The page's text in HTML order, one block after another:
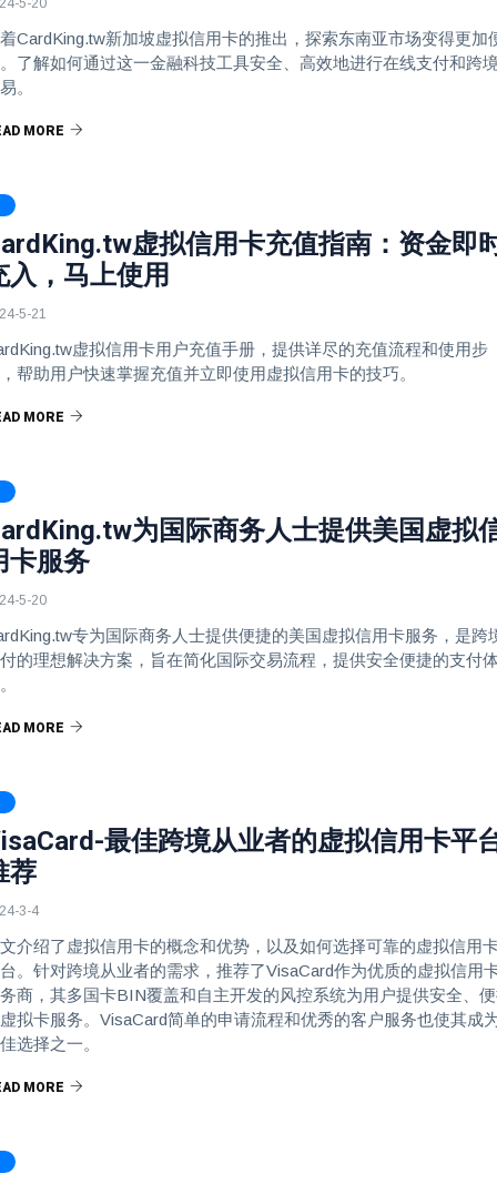
5-20
CardKing.tw新加坡虚拟信用卡的推出，探索东南亚市场变得更加
了解如何通过这一金融科技工具安全、高效地进行在线支付和跨
。
MORE
虚拟信用卡充值指南：资金即
入，马上使用
5-21
虚拟信用卡用户充值手册，提供详尽的充值流程和使用步
帮助用户快速掌握充值并立即使用虚拟信用卡的技巧。
MORE
为国际商务人士提供美国虚拟
卡服务
5-20
专为国际商务人士提供便捷的美国虚拟信用卡服务，是跨
的理想解决方案，旨在简化国际交易流程，提供安全便捷的支付
MORE
最佳跨境从业者的虚拟信用卡平
荐
3-4
介绍了虚拟信用卡的概念和优势，以及如何选择可靠的虚拟信用
。针对跨境从业者的需求，推荐了VisaCard作为优质的虚拟信用
商，其多国卡BIN覆盖和自主开发的风控系统为用户提供安全、
拟卡服务。VisaCard简单的申请流程和优秀的客户服务也使其成
选择之一。
MORE